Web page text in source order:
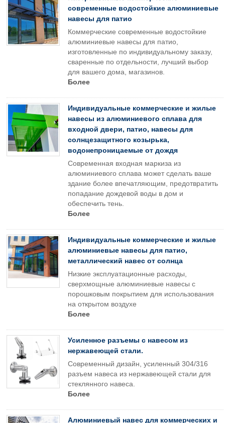
современные водостойкие алюминиевые
навесы для патио
Коммерческие современные водостойкие
алюминиевые навесы для патио,
изготовленные по индивидуальному заказу,
сваренные по отдельности, лучший выбор
для вашего дома, магазинов.
Более
Индивидуальные коммерческие и жилые
навесы из алюминиевого сплава для
входной двери, патио, навесы для
солнцезащитного козырька,
водонепроницаемые от дождя
Современная входная маркиза из
алюминиевого сплава может сделать ваше
здание более впечатляющим, предотвратить
попадание дождевой воды в дом и
обеспечить тень.
Более
Индивидуальные коммерческие и жилые
алюминиевые навесы для патио,
металлический навес от солнца
Низкие эксплуатационные расходы,
сверхмощные алюминиевые навесы с
порошковым покрытием для использования
на открытом воздухе
Более
Усиленное разъемы с навесом из
нержавеющей стали.
Современный дизайн, усиленный 304/316
разъем навеса из нержавеющей стали для
стеклянного навеса.
Более
Алюминиевый навес для коммерческих и